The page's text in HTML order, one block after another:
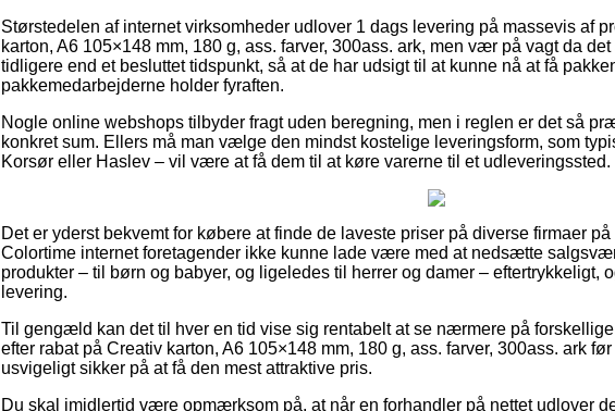
Størstedelen af internet virksomheder udlover 1 dags levering på massevis af
karton, A6 105×148 mm, 180 g, ass. farver, 300ass. ark, men vær på vagt da
tidligere end et besluttet tidspunkt, så at de har udsigt til at kunne nå at få
pakkemedarbejderne holder fyraften.
Nogle online webshops tilbyder fragt uden beregning, men i reglen er det så
konkret sum. Ellers må man vælge den mindst kostelige leveringsform, som
Korsør eller Haslev – vil være at få dem til at køre varerne til et udleveringssted.
Det er yderst bekvemt for købere at finde de laveste priser på diverse firmaer
Colortime internet foretagender ikke kunne lade være med at nedsætte
produkter – til børn og babyer, og ligeledes til herrer og damer – eftertrykkeligt,
levering.
Til gengæld kan det til hver en tid vise sig rentabelt at se nærmere på
efter rabat på Creativ karton, A6 105×148 mm, 180 g, ass. farver, 300ass. ark
usvigeligt sikker på at få den mest attraktive pris.
Du skal imidlertid være opmærksom på, at når en forhandler på nettet udlover